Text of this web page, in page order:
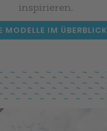
inspirieren.
MODELLE IM ÜBERBLICK